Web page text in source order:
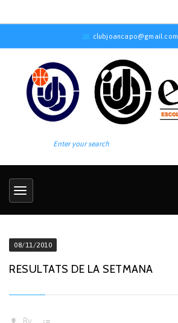
clubjoancapo@gmail.com
08/11/2010
RESULTATS DE LA SETMANA